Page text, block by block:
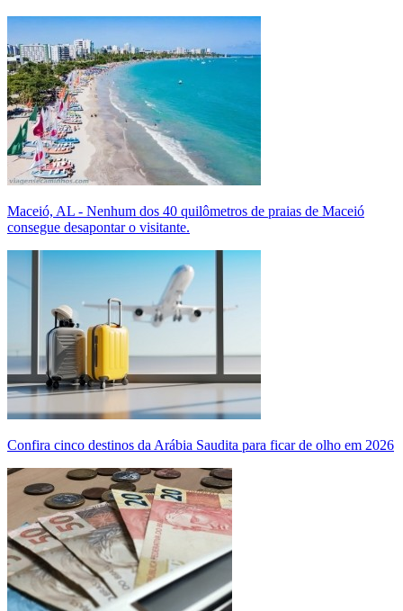
Maceió, AL - Nenhum dos 40 quilômetros de praias de Maceió
consegue desapontar o visitante.
Confira cinco destinos da Arábia Saudita para ficar de olho em 2026